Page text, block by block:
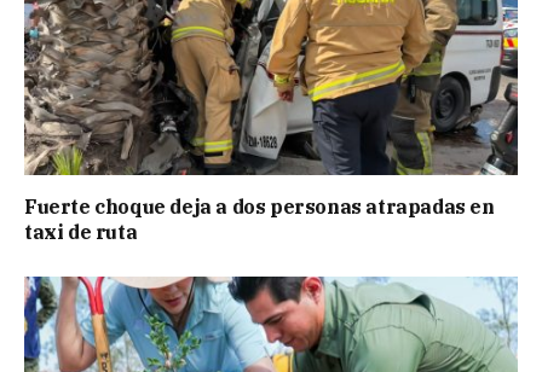
Fuerte choque deja a dos personas atrapadas en
taxi de ruta